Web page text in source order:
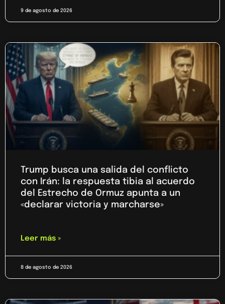
9 de agosto de 2026
Trump busca una salida del conflicto
con Irán: la respuesta tibia al acuerdo
del Estrecho de Ormuz apunta a un
«declarar victoria y marcharse»
Leer más »
8 de agosto de 2026